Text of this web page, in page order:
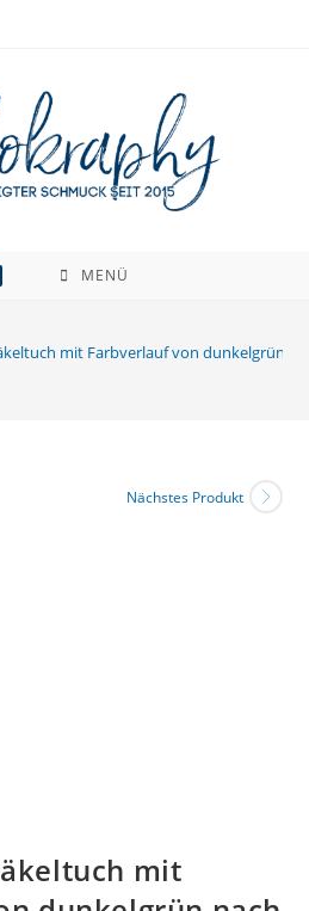
MENÜ
mit Farbverlauf von dunkelgrün
Nächstes Produkt
mit